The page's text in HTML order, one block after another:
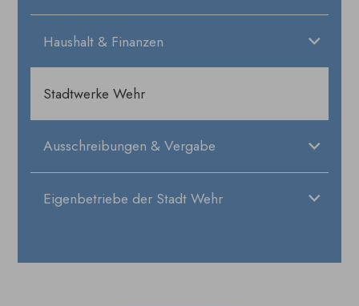
Haushalt & Finanzen
Stadtwerke Wehr
Ausschreibungen & Vergabe
Eigenbetriebe der Stadt Wehr